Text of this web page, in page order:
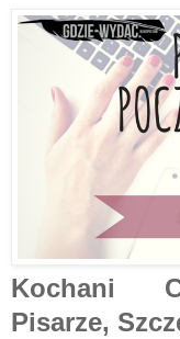
Kochani
Pisarze,